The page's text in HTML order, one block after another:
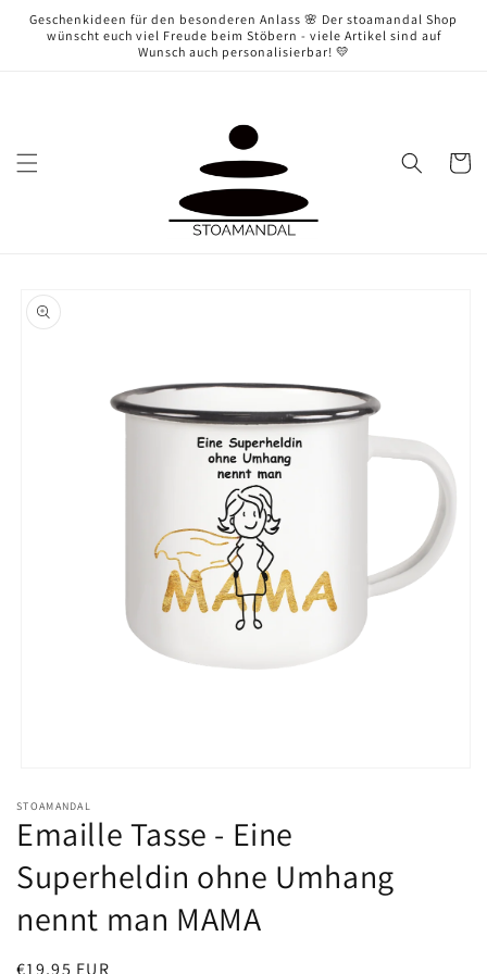
zum
Inhalt
Geschenkideen für den besonderen Anlass 🌸 Der stoamandal Shop
wünscht euch viel Freude beim Stöbern - viele Artikel sind auf
Wunsch auch personalisierbar! 💛
in
Modal
öffnen
STOAMANDAL
Emaille Tasse - Eine
Superheldin ohne Umhang
nennt man MAMA
Normaler
€19,95 EUR